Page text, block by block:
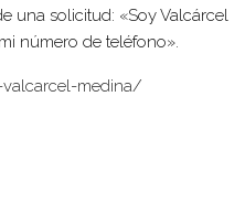
una solicitud: «Soy Valcárcel
número de teléfono».
medina/